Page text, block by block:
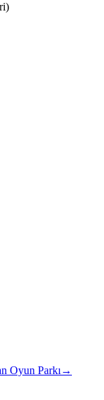
Oyun Parkı→